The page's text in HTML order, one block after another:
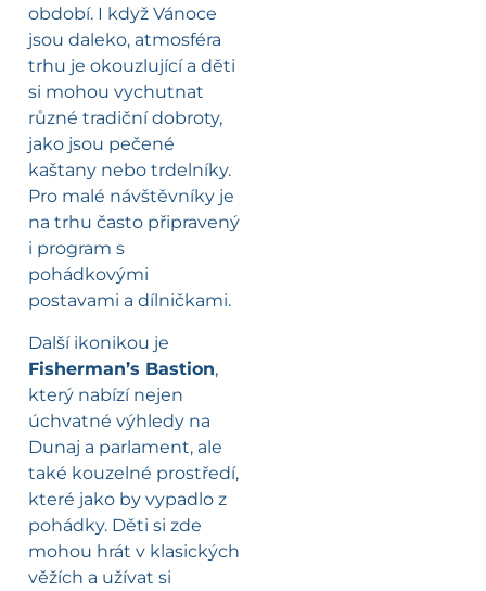
období. I když Vánoce
jsou daleko, atmosféra
trhu je okouzlující a děti
si mohou vychutnat
různé tradiční dobroty,
jako jsou pečené
kaštany nebo trdelníky.
Pro malé návštěvníky je
na trhu často připravený
i program s
pohádkovými
postavami a dílničkami.
Další ikonikou je
Fisherman’s Bastion,
který nabízí nejen
úchvatné výhledy na
Dunaj a parlament, ale
také kouzelné prostředí,
které jako by vypadlo z
pohádky. Děti si zde
mohou hrát v klasických
věžích a užívat si